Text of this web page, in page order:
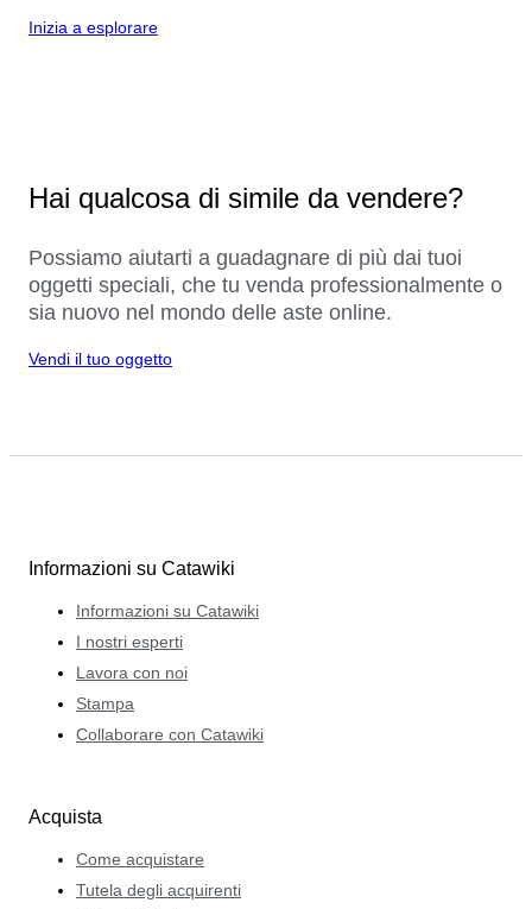
Inizia a esplorare
Hai qualcosa di simile da vendere?
Possiamo aiutarti a guadagnare di più dai tuoi
oggetti speciali, che tu venda professionalmente o
sia nuovo nel mondo delle aste online.
Vendi il tuo oggetto
Informazioni su Catawiki
Informazioni su Catawiki
I nostri esperti
Lavora con noi
Stampa
Collaborare con Catawiki
Acquista
Come acquistare
Tutela degli acquirenti